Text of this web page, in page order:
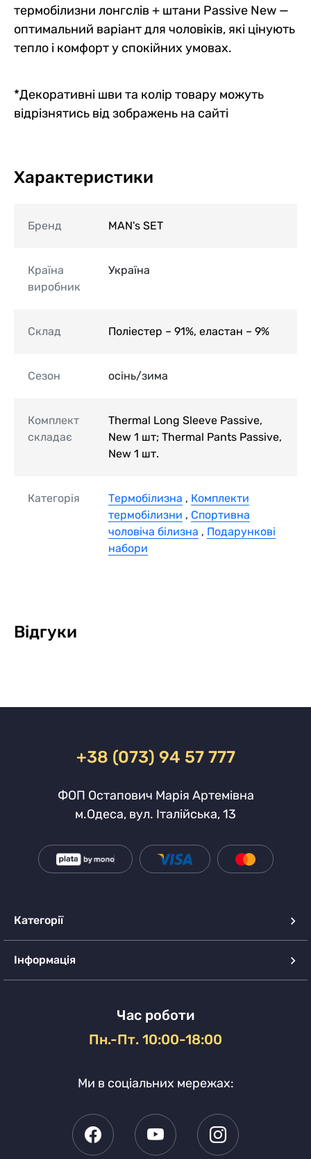
термобілизни лонгслів + штани Passive New —
оптимальний варіант для чоловіків, які цінують
тепло і комфорт у спокійних умовах.
*Декоративні шви та колір товару можуть
відрізнятись від зображень на сайті
Характеристики
Бренд MAN's SET
Країна
виробник
Україна
Склад Поліестер – 91%, еластан – 9%
Сезон осінь/зима
Комплект
складає
Thermal Long Sleeve Passive,
New 1 шт; Thermal Pants Passive,
New 1 шт.
Категорія Термобілизна , Комплекти
термобілизни , Спортивна
чоловіча білизна , Подарункові
набори
Відгуки
+38 (073) 94 57 777
ФОП Остапович Марія Артемівна
м.Одеса, вул. Італійська, 13
Категорії
Інформація
Час роботи
Пн.-Пт. 10:00-18:00
Ми в соціальних мережах: